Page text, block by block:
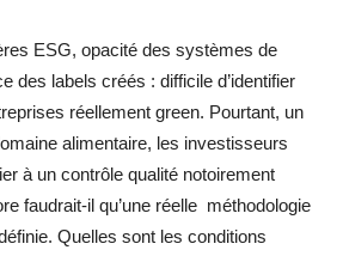
ESG, opacité des systèmes de
des labels créés : difficile d’identifier
réellement green. Pourtant, un
alimentaire, les investisseurs
à un contrôle qualité notoirement
faudrait-il qu’une réelle méthodologie
Quelles sont les conditions